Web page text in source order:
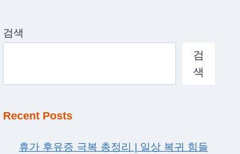
검색
검
색
Recent Posts
휴가 후유증 극복 총정리 | 일상 복귀 힘들